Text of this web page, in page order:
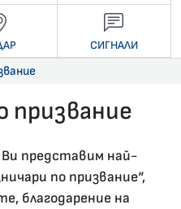
СИГНАЛИ
призвание
представим най-
по призвание“,
благодарение на